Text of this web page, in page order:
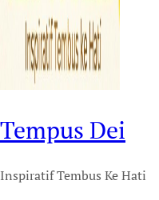
Tempus Dei
Inspiratif Tembus Ke Hati